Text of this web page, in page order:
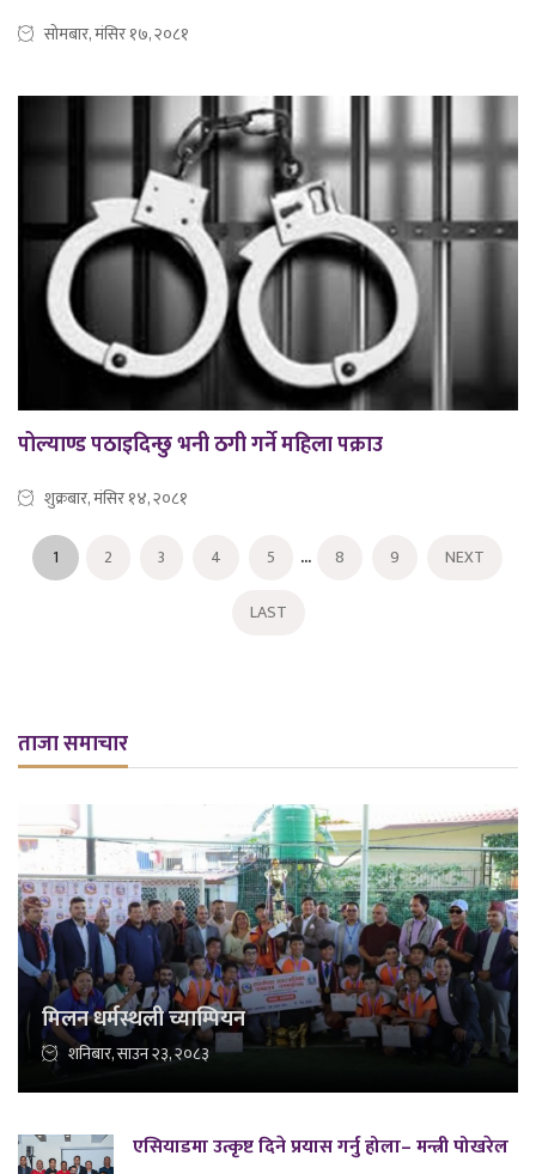
सोमबार, मंसिर १७, २०८१
पोल्याण्ड पठाइदिन्छु भनी ठगी गर्ने महिला पक्राउ
शुक्रबार, मंसिर १४, २०८१
1 2 3 4 5 ... 8 9
NEXT
LAST
ताजा समाचार
मिलन धर्मस्थली च्याम्पियन
शनिबार, साउन २३, २०८३
एसियाडमा उत्कृष्ट दिने प्रयास गर्नु होला– मन्त्री पोखरेल